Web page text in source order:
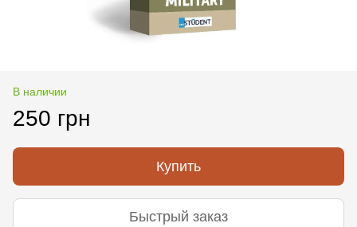
В наличии
250 грн
Купить
Быстрый заказ